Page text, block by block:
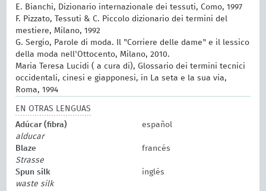
E. Bianchi, Dizionario internazionale dei tessuti, Como, 1997
F. Pizzato, Tessuti & C. Piccolo dizionario dei termini del
mestiere, Milano, 1992
G. Sergio, Parole di moda. Il "Corriere delle dame" e il lessico
della moda nell'Ottocento, Milano, 2010.
Maria Teresa Lucidi ( a cura di), Glossario dei termini tecnici
occidentali, cinesi e giapponesi, in La seta e la sua via,
Roma, 1994
EN OTRAS LENGUAS
Adúcar (fibra)
español
alducar
Blaze
francés
Strasse
Spun silk
inglés
waste silk